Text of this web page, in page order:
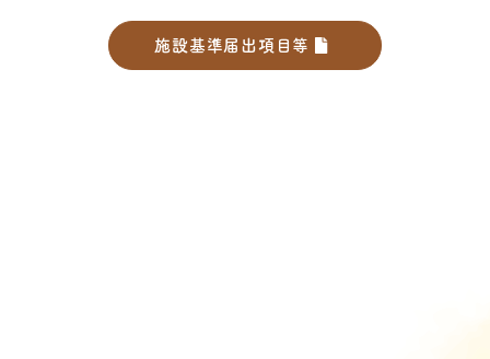
施設基準届出項目等